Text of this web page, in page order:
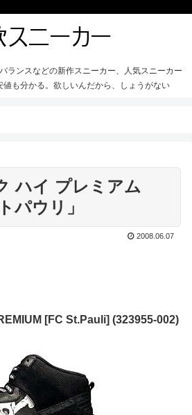
ランスなどの新作スニーカー、人気スニーカー
値も分かる。欲しいんだから、しょうがない
ハイ プレミアム
パウリ」
2008.06.07
[FC St.Pauli] (323955-002)